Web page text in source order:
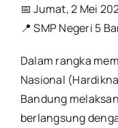
📅 Jumat, 2 Mei
📍 SMP Negeri 5
Dalam rangka
Nasional
Bandung
berlangsung